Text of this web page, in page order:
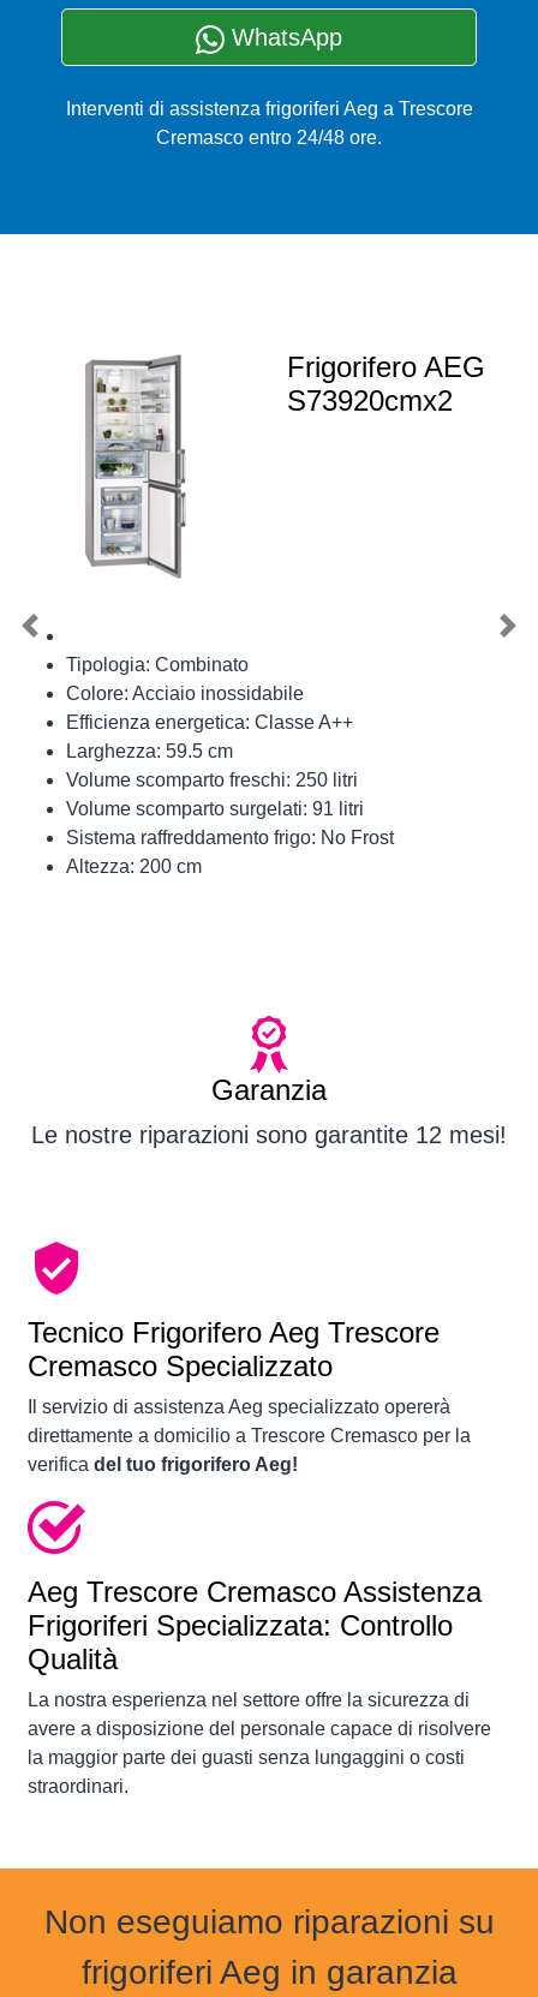
WhatsApp
Interventi di assistenza frigoriferi Aeg a Trescore
Cremasco entro 24/48 ore.
Frigorifero AEG
S73920cmx2
Tipologia: Combinato
Colore: Acciaio inossidabile
Efficienza energetica: Classe A++
Larghezza: 59.5 cm
Volume scomparto freschi: 250 litri
Volume scomparto surgelati: 91 litri
Sistema raffreddamento frigo: No Frost
Altezza: 200 cm
Previous
Garanzia
Le nostre riparazioni sono garantite 12 mesi!
Tecnico Frigorifero Aeg Trescore
Cremasco Specializzato
Il servizio di assistenza Aeg specializzato opererà
direttamente a domicilio a Trescore Cremasco per la
verifica del tuo frigorifero Aeg!
Aeg Trescore Cremasco Assistenza
Frigoriferi Specializzata: Controllo
Qualità
La nostra esperienza nel settore offre la sicurezza di
avere a disposizione del personale capace di risolvere
la maggior parte dei guasti senza lungaggini o costi
straordinari.
Non eseguiamo riparazioni su
frigoriferi Aeg in garanzia